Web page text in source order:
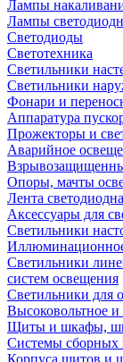
Лампы
Лампы
Светодиоды
Светотехника
Светильники
Светильники
Фонари и
Аппаратура
Прожекторы и
Аварийное
Опоры, мачты
Лента
Аксессуары для
Светильники
Светильники
систем освещения
Светильники для
Высоковольтное
Щиты и шкафы,
Системы
Корпуса щитов и